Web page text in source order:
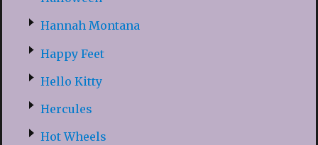
Hannah Montana
Happy Feet
Hello Kitty
Hercules
Hot Wheels